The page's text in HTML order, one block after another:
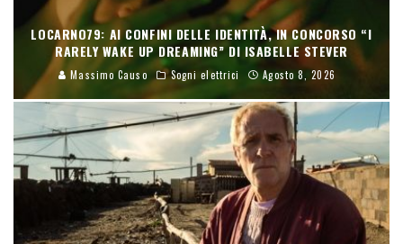
LOCARNO79: AI CONFINI DELLE IDENTITÀ, IN CONCORSO “I
RARELY WAKE UP DREAMING” DI ISABELLE STEVER
Massimo Causo Sogni elettrici Agosto 8, 2026